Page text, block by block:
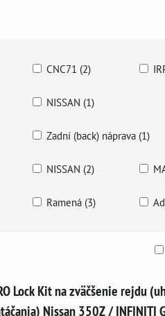
CNC71 (2)
NISSAN (1)
Zadní (back) náprava (1)
NISSAN (2)
Ramená (3)
Lock Kit na zväčšenie rejdu
Nissan 350Z / INFINITI